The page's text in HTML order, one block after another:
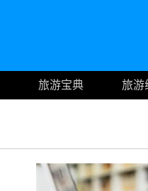
旅游宝典 旅游